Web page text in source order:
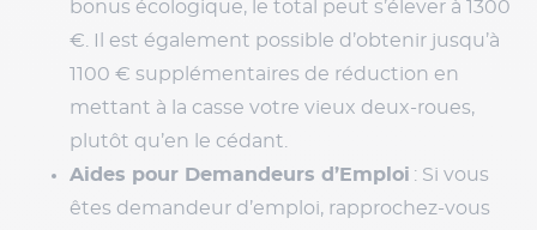
bonus écologique, le total peut s’élever à 1300
€. Il est également possible d’obtenir jusqu’à
1100 € supplémentaires de réduction en
mettant à la casse votre vieux deux-roues,
plutôt qu’en le cédant.
Aides pour Demandeurs d’Emploi : Si vous
êtes demandeur d’emploi, rapprochez-vous